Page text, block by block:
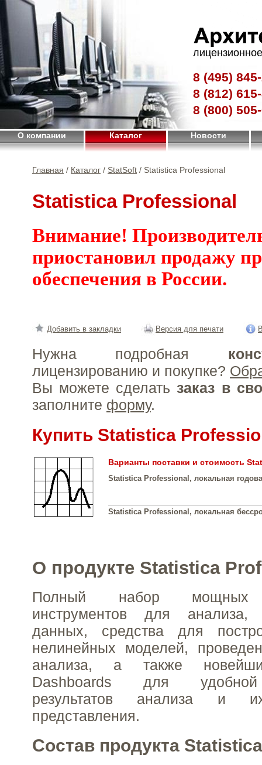
8 (495)
8 (812)
8 (800)
О компании Каталог Новости
Главная / Каталог / StatSoft / Statistica Professional
Statistica Professional
Внимание!
приостановил продажу
обеспечения в России.
Добавить в закладки Версия для печати
Нужна подробная
лицензированию и покупке?
Вы можете сделать заказ в
заполните форму.
Купить Statistica
Варианты поставки и стоимость
Statistica Professional, локальная
Statistica Professional, локальная
О продукте Statistica
Полный набор мощных
инструментов для анализа,
данных, средства для
нелинейных моделей,
анализа, а также
Dashboards для удобной
результатов анализа и
представления.
Состав продукта